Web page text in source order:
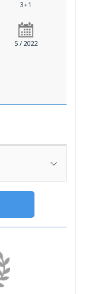
3+1
5 / 2022